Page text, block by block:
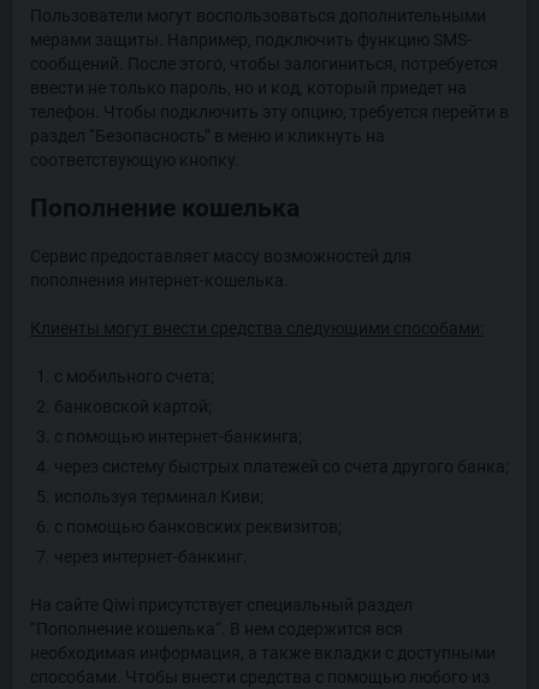
Пользователи могут воспользоваться дополнительными
мерами защиты. Например, подключить функцию SMS-
сообщений. После этого, чтобы залогиниться, потребуется
ввести не только пароль, но и код, который приедет на
телефон. Чтобы подключить эту опцию, требуется перейти в
раздел “Безопасность” в меню и кликнуть на
соответствующую кнопку.
Пополнение кошелька
Сервис предоставляет массу возможностей для
пополнения интернет-кошелька.
Клиенты могут внести средства следующими способами:
с мобильного счета;
банковской картой;
с помощью интернет-банкинга;
через систему быстрых платежей со счета другого банка;
используя терминал Киви;
с помощью банковских реквизитов;
через интернет-банкинг.
На сайте Qiwi присутствует специальный раздел
“Пополнение кошелька“. В нем содержится вся
необходимая информация, а также вкладки с доступными
способами. Чтобы внести средства с помощью любого из